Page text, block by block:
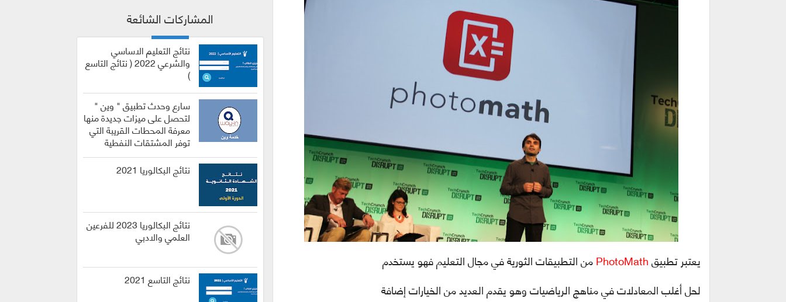
يعتبر تطبيقPhotoMathمن التطبيقات الثورية في مجال التعليم فهو يستخدم
لحل أغلب المعادلات في مناهج الرياضيات وهو يقدم العديد من الخيارات إضافة
المشاركات الشائعة
نتائج التعليم الاساسي
والشرعي 2022 ( نتائج التاسع
)
سارع وحدث تطبيق " وين "
لتحصل على ميزات جديدة منها
معرفة المحطات القريبة التي
توفر المشتقات النفطية
نتائج البكالوريا 2021
نتائج البكالوريا 2023 للفرعين
العلمي والادبي
نتائج التاسع 2021